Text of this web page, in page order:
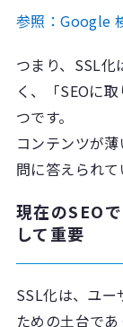
参照：Google
つまり、SSL
く、「SEOに
つです。
コンテンツが
問に答えられて
現在のSEO
して重要
SSL化は、ユ
ための土台で